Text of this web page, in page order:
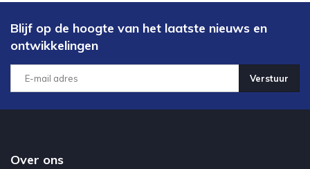
Blijf op de hoogte van het laatste nieuws en
ontwikkelingen
Verstuur
Over ons